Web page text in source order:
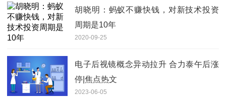
胡晓明：蚂蚁不赚快钱，对新技术投资
周期是10年
2020-09-25
电子后视镜概念异动拉升 合力泰午后涨
停|焦点热文
2023-06-05